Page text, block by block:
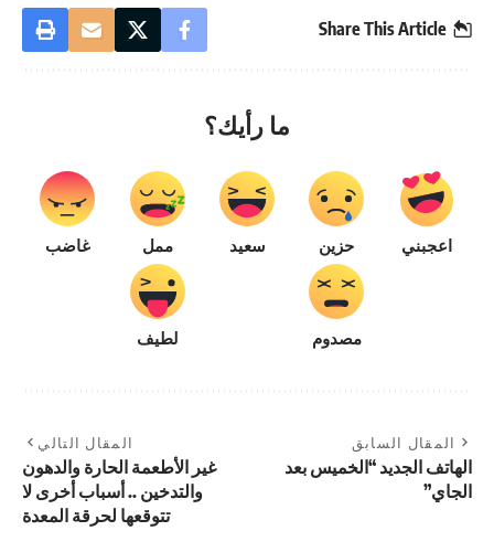
Share This Article
ما رأيك؟
اعجبني حزين سعيد ممل غاضب
مصدوم لطيف
المقال السابق
الهاتف الجديد “الخميس بعد
الجاي”
المقال التالي
غير الأطعمة الحارة والدهون
والتدخين .. أسباب أخرى لا
تتوقعها لحرقة المعدة